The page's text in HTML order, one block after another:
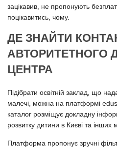
зацікавив, не пропонують
поцікавитись, чому.
ДЕ ЗНАЙТИ
АВТОРИТЕТНОГО
ЦЕНТРА
Підібрати освітній заклад, що
малечі, можна на платформі
каталог розміщує докладну
розвитку дитини в Києві та інших
Платформа пропонує зручні